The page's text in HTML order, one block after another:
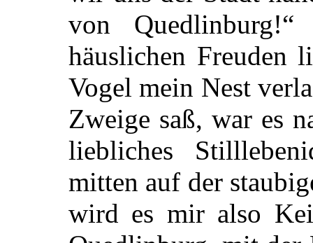
von
häuslichen Freuden
Vogel mein Nest
Zweige saß, war es
liebliches
mitten auf der
wird es mir also